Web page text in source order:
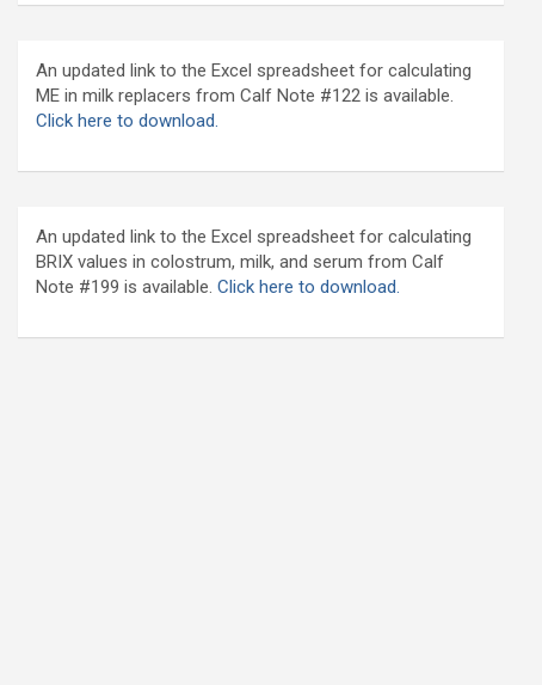
An updated link to the Excel spreadsheet for calculating
ME in milk replacers from Calf Note #122 is available.
Click here to download.
An updated link to the Excel spreadsheet for calculating
BRIX values in colostrum, milk, and serum from Calf
Note #199 is available.Click here to download.